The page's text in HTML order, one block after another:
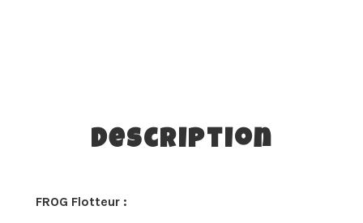
Description
FROG Flotteur :